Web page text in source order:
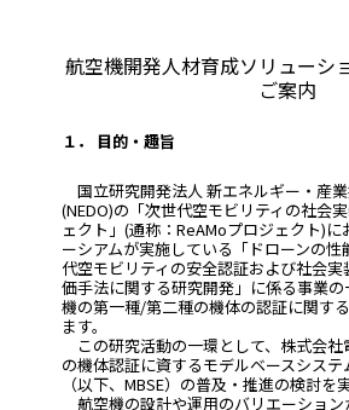
航空機開発人材育成ソリューシ
ご案内
１． 目的・趣旨
国立研究開発法人 新エネルギー・産
(NEDO)の「次世代空モビリティの社会
ェクト」(通称：ReAMoプロジェクト)に
ーシアムが実施している「ドローンの
代空モビリティの安全認証および社会
価手法に関する研究開発」に係る事業
機の第一種/第二種の機体の認証に関す
ます。
この研究活動の一環として、株式会社
の機体認証に資するモデルベースシス
（以下、MBSE）の普及・推進の検討を
航空機の設計や運用のバリエーショ